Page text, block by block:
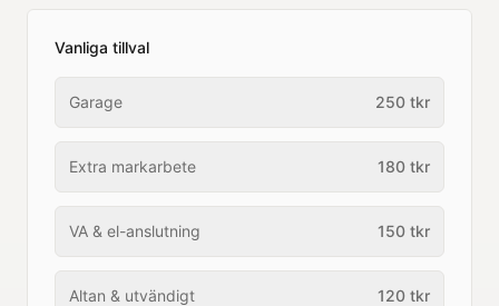
Vanliga tillval
Garage 250 tkr
Extra markarbete 180 tkr
VA & el-anslutning 150 tkr
Altan & utvändigt 120 tkr